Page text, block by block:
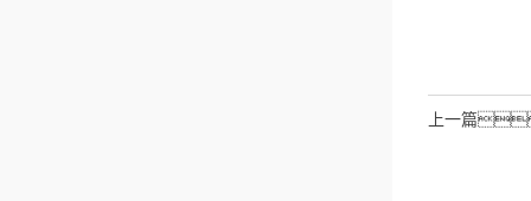
如：三
上一篇